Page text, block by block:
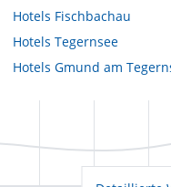
Hotels Fischbachau
Hotels Tegernsee
Hotels Gmund am